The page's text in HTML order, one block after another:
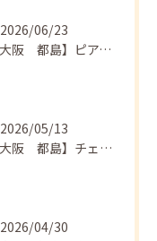
2026/06/23
【大阪 都島】ピアノ教室ならNAOMIミュージックスクール ピアノ講師 佐々木唯先生のコンサートのご案内🎵
2026/05/13
【大阪 都島】チェロ教室 NAOMIミュージックスクール❣️チェリスト中島紗理先生のコンサートのご案内🎵
2026/04/30